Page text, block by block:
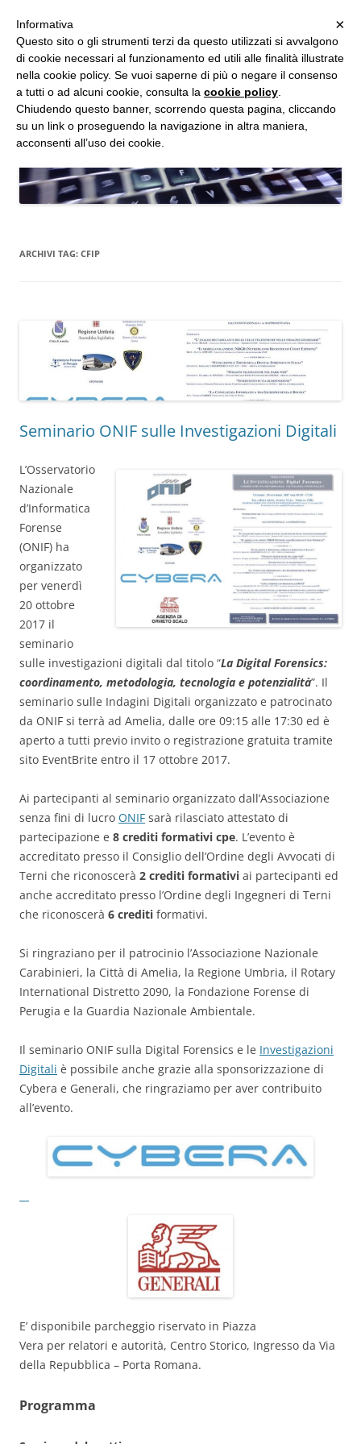
Vai
al
contenuto
Studio d'Informatica Forense
Perizie Informatiche Forensi, CTP e CTU in Processi Civili e Penali
ARCHIVI TAG: CFIP
Seminario ONIF sulle Investigazioni Digitali
L’Osservatorio
Nazionale
d’Informatica
Forense
(ONIF) ha
organizzato
per venerdì
20 ottobre
2017 il
seminario
sulle investigazioni digitali dal titolo “La Digital Forensics:
coordinamento, metodologia, tecnologia e potenzialità”. Il
seminario sulle Indagini Digitali organizzato e patrocinato
da ONIF si terrà ad Amelia, dalle ore 09:15 alle 17:30 ed è
aperto a tutti previo invito o registrazione gratuita tramite
sito EventBrite entro il 17 ottobre 2017.
Ai partecipanti al seminario organizzato dall’Associazione
senza fini di lucro ONIF sarà rilasciato attestato di
partecipazione e 8 crediti formativi cpe. L’evento è
accreditato presso il Consiglio dell’Ordine degli Avvocati di
Terni che riconoscerà 2 crediti formativi ai partecipanti ed
anche accreditato presso l’Ordine degli Ingegneri di Terni
che riconoscerà 6 crediti formativi.
Si ringraziano per il patrocinio l’Associazione Nazionale
Carabinieri, la Città di Amelia, la Regione Umbria, il Rotary
International Distretto 2090, la Fondazione Forense di
Perugia e la Guardia Nazionale Ambientale.
Il seminario ONIF sulla Digital Forensics e le Investigazioni
Digitali è possibile anche grazie alla sponsorizzazione di
Cybera e Generali, che ringraziamo per aver contribuito
all’evento.
E’ disponibile parcheggio riservato in Piazza
Vera per relatori e autorità, Centro Storico, Ingresso da Via
della Repubblica – Porta Romana.
Programma
MENU ×
Informativa
Questo sito o gli strumenti terzi da questo utilizzati si avvalgono
di cookie necessari al funzionamento ed utili alle finalità illustrate
nella cookie policy. Se vuoi saperne di più o negare il consenso
a tutti o ad alcuni cookie, consulta la cookie policy
Chiudendo questo banner, scorrendo questa pagina, cliccando
su un link o proseguendo la navigazione in altra maniera,
acconsenti all’uso dei cookie.